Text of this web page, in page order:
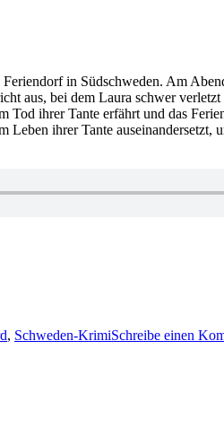
in Südschweden. Am
aus, bei dem Laura schwer
ihrer Tante erfährt und das
ihrer Tante
, Schweden-KrimiSchreibe einen